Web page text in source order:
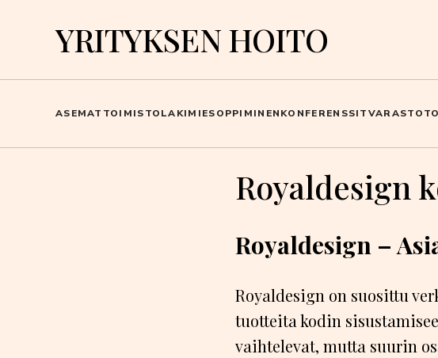
YRITYKSEN HOITO
ASEMAT TOIMISTOLAKIMIESOPPIMINENKONFERENSSITVARASTO
Royaldesign
Royaldesign –
Royaldesign on suosittu
tuotteita kodin
vaihtelevat, mutta suurin